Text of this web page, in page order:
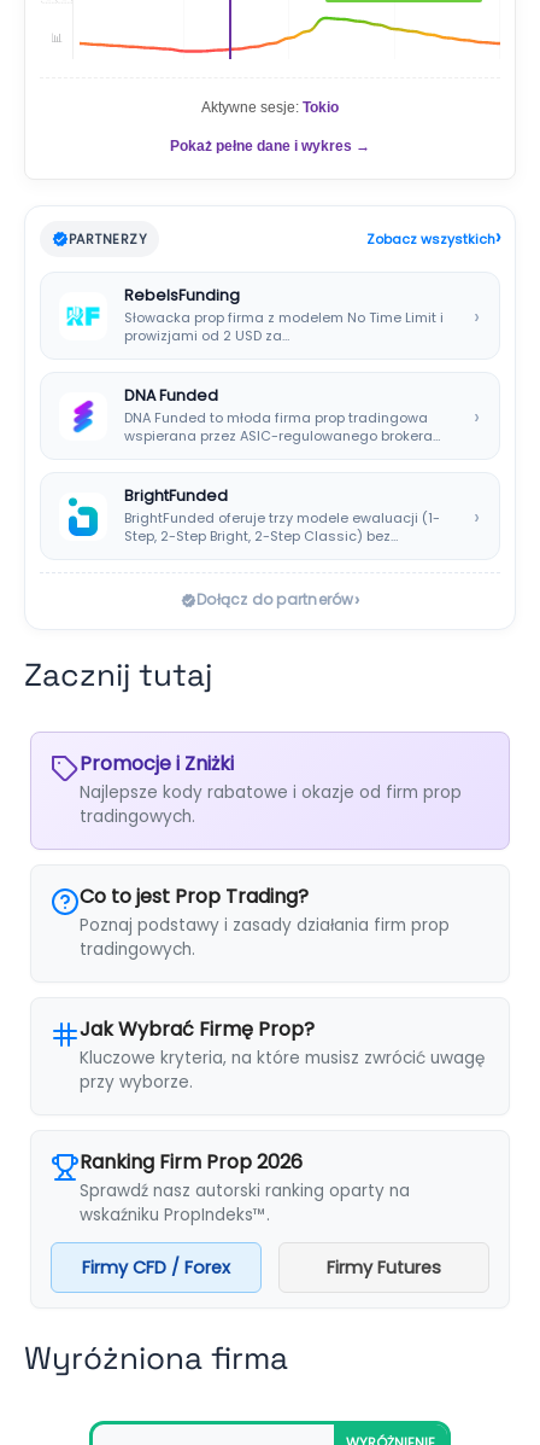
📊
Aktywne sesje: Tokio
Pokaż pełne dane i wykres →
PARTNERZY Zobacz wszystkich›
RebelsFunding
Słowacka prop firma z modelem No Time Limit i
prowizjami od 2 USD za…
›
DNA Funded
DNA Funded to młoda firma prop tradingowa
wspierana przez ASIC-regulowanego brokera
›
BrightFunded
BrightFunded oferuje trzy modele ewaluacji (1-
Step, 2-Step Bright, 2-Step Classic) bez
›
Dołącz do partnerów›
Zacznij tutaj
Promocje i Zniżki
Najlepsze kody rabatowe i okazje od firm prop
tradingowych.
Co to jest Prop Trading?
Poznaj podstawy i zasady działania firm prop
tradingowych.
Jak Wybrać Firmę Prop?
Kluczowe kryteria, na które musisz zwrócić uwagę
przy wyborze.
Ranking Firm Prop 2026
Sprawdź nasz autorski ranking oparty na
wskaźniku PropIndeks™.
Firmy CFD / Forex Firmy Futures
Wyróżniona firma